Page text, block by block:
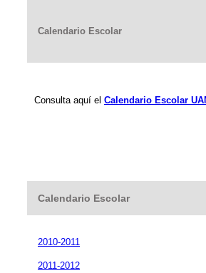
Calendario Escolar
Consulta aquí el Calendario Escolar
Calendario Escolar
2010-2011
2011-2012